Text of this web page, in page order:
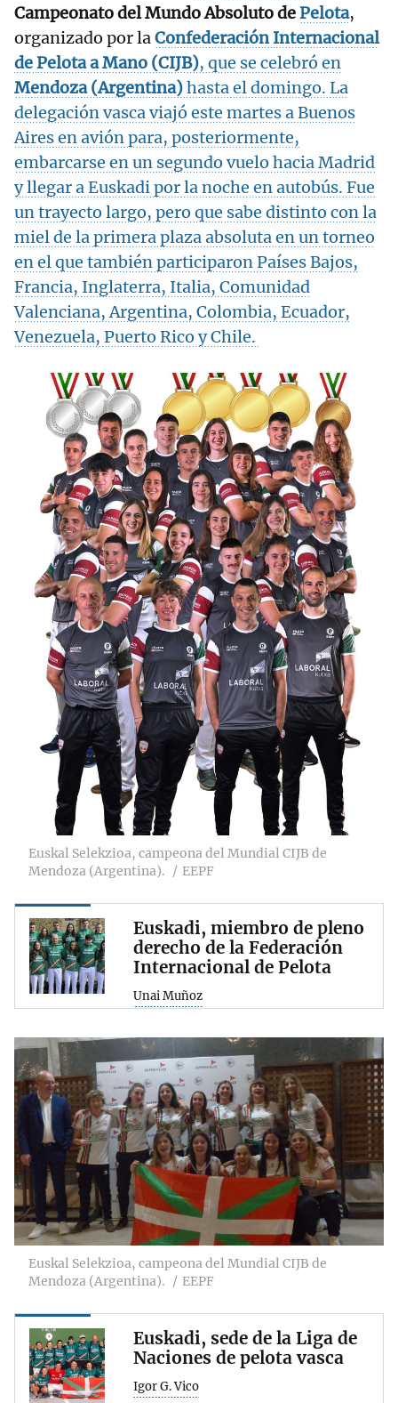
Campeonato del Mundo Absoluto dePelota,
organizado por laConfederaciónInternacional
dePelotaa Mano (CIJB), que se celebró en
Mendoza (Argentina)hasta el domingo. La
delegación vasca viajó este martes a Buenos
Aires en avión para, posteriormente,
embarcarse en un segundo vuelo hacia Madrid
y llegar a Euskadi por la noche en autobús. Fue
un trayecto largo, pero que sabe distinto con la
miel de la primera plaza absoluta en un torneo
en el que también participaron Países Bajos,
Francia, Inglaterra, Italia, Comunidad
Valenciana, Argentina, Colombia, Ecuador,
Venezuela, Puerto Rico y Chile.
Euskal Selekzioa, campeona del Mundial CIJB de
Mendoza (Argentina).
EEPF
Euskadi, miembro de pleno
derecho de la Federación
Internacional de Pelota
Unai Muñoz
Euskal Selekzioa, campeona del Mundial CIJB de
Mendoza (Argentina).
EEPF
Euskadi, sede de la Liga de
Naciones de pelota vasca
Igor G. Vico